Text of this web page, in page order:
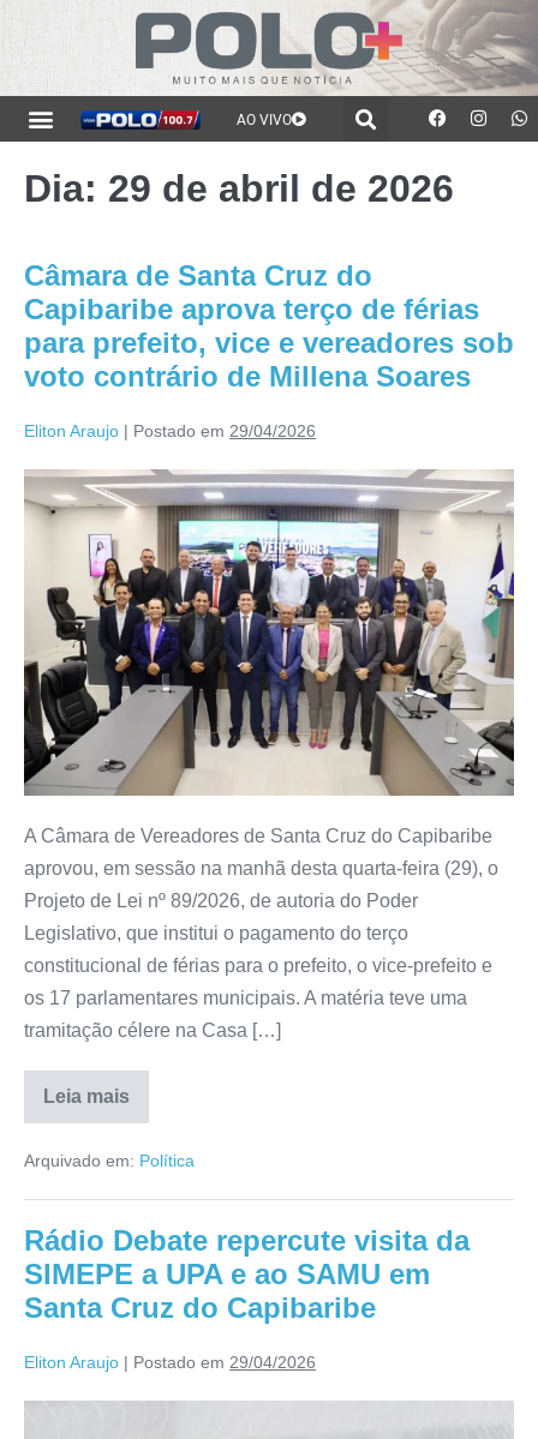
AO VIVO
Dia: 29 de abril de 2026
Câmara de Santa Cruz do
Capibaribe aprova terço de férias
para prefeito, vice e vereadores sob
voto contrário de Millena Soares
Eliton Araujo | Postado em 29/04/2026
A Câmara de Vereadores de Santa Cruz do Capibaribe
aprovou, em sessão na manhã desta quarta-feira (29), o
Projeto de Lei nº 89/2026, de autoria do Poder
Legislativo, que institui o pagamento do terço
constitucional de férias para o prefeito, o vice-prefeito e
os 17 parlamentares municipais. A matéria teve uma
tramitação célere na Casa […]
Leia mais
Arquivado em: Política
Rádio Debate repercute visita da
SIMEPE a UPA e ao SAMU em
Santa Cruz do Capibaribe
Eliton Araujo | Postado em 29/04/2026